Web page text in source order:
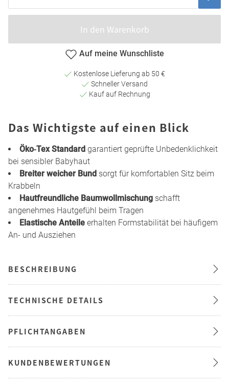
In den Warenkorb
Auf meine Wunschliste
Kostenlose Lieferung ab 50 €
Schneller Versand
Kauf auf Rechnung
Das Wichtigste auf einen Blick
Öko‑Tex Standard garantiert geprüfte Unbedenklichkeit
bei sensibler Babyhaut
Breiter weicher Bund sorgt für komfortablen Sitz beim
Krabbeln
Hautfreundliche Baumwollmischung schafft
angenehmes Hautgefühl beim Tragen
Elastische Anteile erhalten Formstabilität bei häufigem
An- und Ausziehen
BESCHREIBUNG
TECHNISCHE DETAILS
PFLICHTANGABEN
KUNDENBEWERTUNGEN